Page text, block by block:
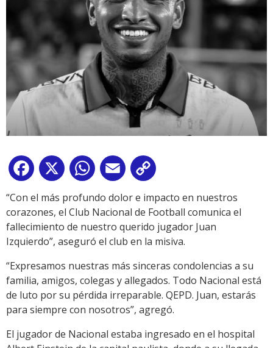
Facebook
X WhatsApp
Email
Link
“Con el más profundo dolor e impacto en nuestros
corazones, el Club Nacional de Football comunica el
fallecimiento de nuestro querido jugador Juan
Izquierdo”, aseguró el club en la misiva.
“Expresamos nuestras más sinceras condolencias a su
familia, amigos, colegas y allegados. Todo Nacional está
de luto por su pérdida irreparable. QEPD. Juan, estarás
para siempre con nosotros”, agregó.
El jugador de Nacional estaba ingresado en el hospital